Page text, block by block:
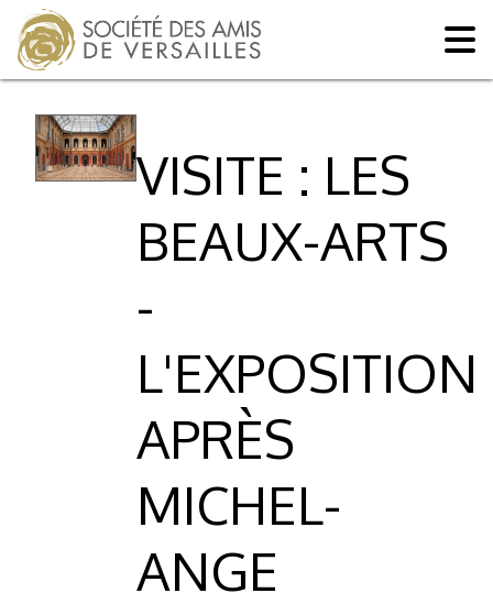
VISITE : LES
BEAUX-ARTS
-
L'EXPOSITION
APRÈS
MICHEL-
ANGE